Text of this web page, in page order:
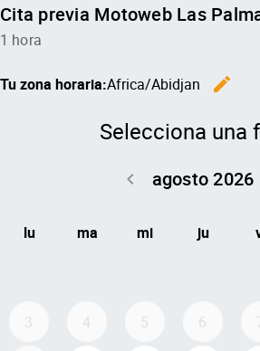
Cita previa Motoweb Las
1 hora
Tu zona horaria:Africa/Abidjan
edit
Selecciona una
agosto 2026
keyboard_arrow_left
lu ma mi ju
3 4 5 6